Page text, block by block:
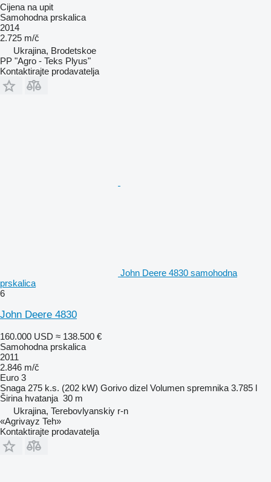
Cijena na upit
Samohodna prskalica
2014
2.725 m/č
Ukrajina, Brodetskoe
PP "Agro - Teks Plyus"
Kontaktirajte prodavatelja
John Deere 4830 samohodna
prskalica
6
John Deere 4830
160.000 USD ≈ 138.500 €
Samohodna prskalica
2011
2.846 m/č
Euro 3
Snaga 275 k.s. (202 kW) Gorivo dizel Volumen spremnika 3.785 l
Širina hvatanja 30 m
Ukrajina, Terebovlyanskiy r-n
«Agrivayz Teh»
Kontaktirajte prodavatelja